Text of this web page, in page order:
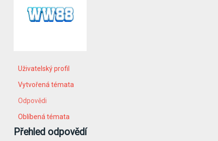
Uživatelský profil
Vytvořená témata
Odpovědi
Oblíbená témata
Přehled odpovědí